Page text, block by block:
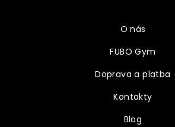
O nás
FUBO Gym
Doprava a platba
Kontakty
Blog